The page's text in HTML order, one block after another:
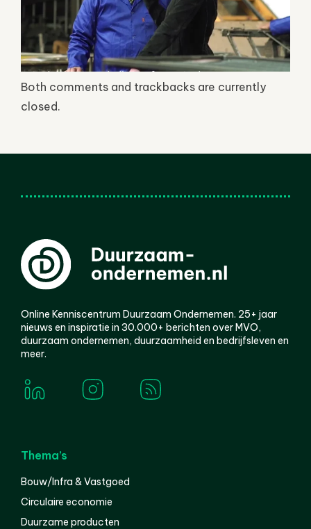
Both comments and trackbacks are currently
closed.
Online Kenniscentrum Duurzaam Ondernemen. 25+ jaar
nieuws en inspiratie in 30.000+ berichten over MVO,
duurzaam ondernemen, duurzaamheid en bedrijfsleven en
meer.
Thema’s
Bouw/Infra & Vastgoed
Circulaire economie
Duurzame producten